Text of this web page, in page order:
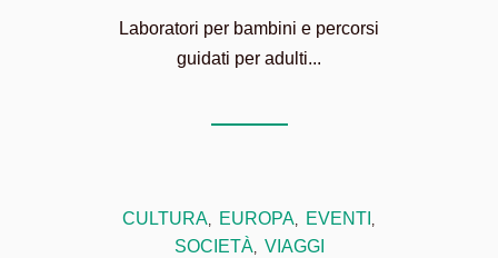
Laboratori per bambini e percorsi
guidati per adulti...
CULTURA, EUROPA, EVENTI ,
SOCIETÀ, VIAGGI